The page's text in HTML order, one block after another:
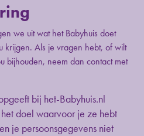
we uit wat het Babyhuis doet
krijgen. Als je vragen hebt, of wilt
bijhouden, neem dan contact met
bij het-Babyhuis.nl
doel waarvoor je ze hebt
je persoonsgegevens niet